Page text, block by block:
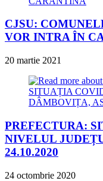
CJSU:
VOR INTRA ÎN
20 martie 2021
PREFECTURA:
NIVELUL
24.10.2020
24 octombrie 2020